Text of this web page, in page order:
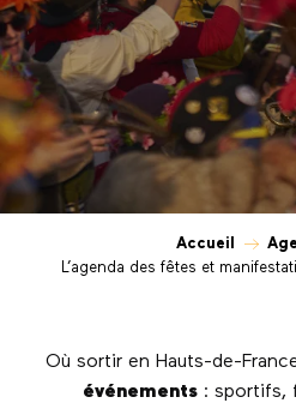
Accueil
L’agenda des fêtes et
Où sortir en Hauts-de-
événements : sportifs,